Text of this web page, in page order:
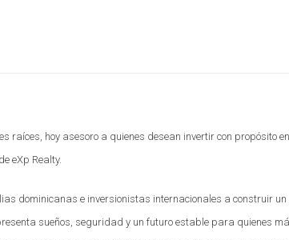
ROI.
dependiendo de la ubicación y
raíces, hoy asesoro a quienes desean invertir con propósito
eXp Realty.
dominicanas e inversionistas internacionales a construir un
sueños, seguridad y un futuro estable para quienes